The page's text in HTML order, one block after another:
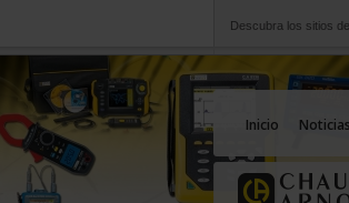
Descubra los sitios
Chauvin Arnoux
Inicio Noticias